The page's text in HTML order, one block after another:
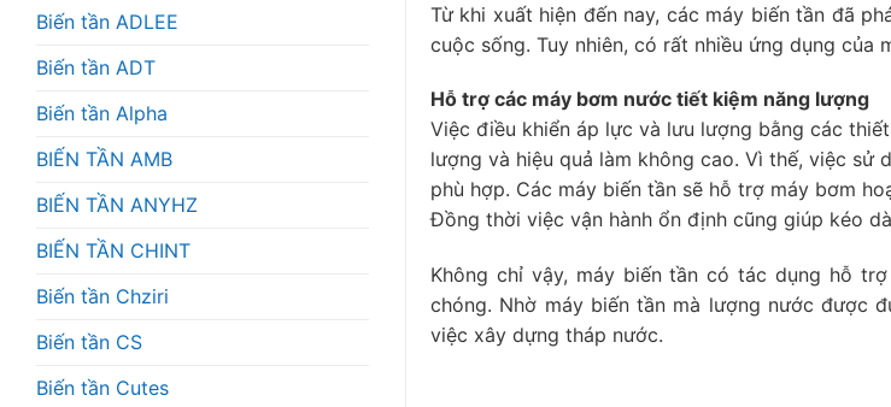
Biến tần ADLEE
Biến tần ADT
Biến tần Alpha
BIẾN TẦN AMB
BIẾN TẦN ANYHZ
BIẾN TẦN CHINT
Biến tần Chziri
Biến tần CS
Biến tần Cutes
Từ khi xuất hiện đến nay, các máy biến tần đã
cuộc sống. Tuy nhiên, có rất nhiều ứng dụng
Hỗ trợ các máy bơm nước tiết kiệm năng lượng
Việc điều khiển áp lực và lưu lượng bằng các
lượng và hiệu quả làm không cao. Vì thế, việc
phù hợp. Các máy biến tần sẽ hỗ trợ máy bơm
Đồng thời việc vận hành ổn định cũng giúp kéo
Không chỉ vậy, máy biến tần có tác dụng hỗ
chóng. Nhờ máy biến tần mà lượng nước được
việc xây dựng tháp nước.